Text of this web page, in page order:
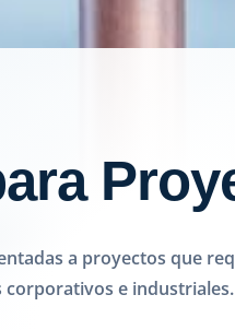
a proyectos que
corporativos e industriales.